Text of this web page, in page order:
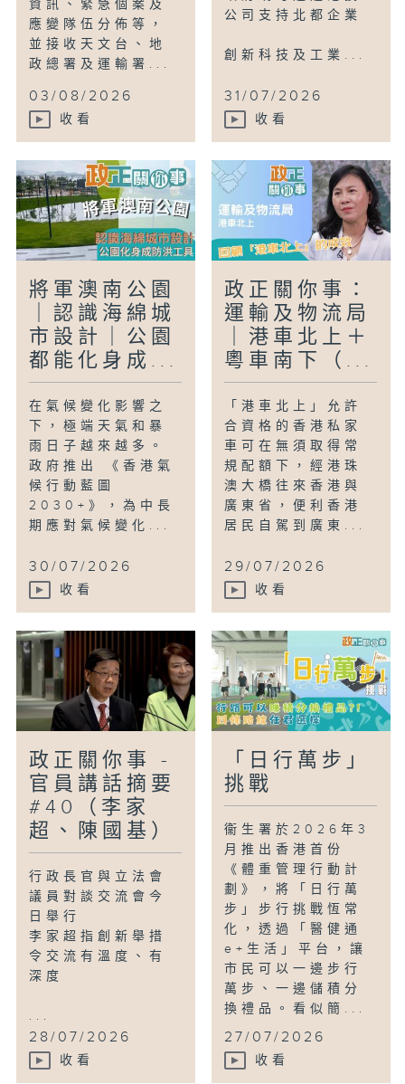
資訊、緊急個案及
應變隊伍分佈等，
並接收天文台、地
政總署及運輸署...
03/08/2026
收看
公司支持北都企業
創新科技及工業...
31/07/2026
收看
將軍澳南公園
｜認識海綿城
市設計｜公園
都能化身成...
在氣候變化影響之
下，極端天氣和暴
雨日子越來越多。
政府推出 《香港氣
候行動藍圖
2030+》，為中長
期應對氣候變化...
30/07/2026
收看
政正關你事：
運輸及物流局
｜港車北上＋
粵車南下（...
「港車北上」允許
合資格的香港私家
車可在無須取得常
規配額下，經港珠
澳大橋往來香港與
廣東省，便利香港
居民自駕到廣東...
29/07/2026
收看
政正關你事 -
官員講話摘要
#40（李家
超、陳國基）
行政長官與立法會
議員對談交流會今
日舉行
李家超指創新舉措
令交流有溫度、有
深度
...
28/07/2026
收看
「日行萬步」
挑戰
衞生署於2026年3
月推出香港首份
《體重管理行動計
劃》，將「日行萬
步」步行挑戰恆常
化，透過「醫健通
e+生活」平台，讓
市民可以一邊步行
萬步、一邊儲積分
換禮品。看似簡...
27/07/2026
收看